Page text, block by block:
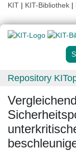
KIT | KIT-Bibliothek |
Repository